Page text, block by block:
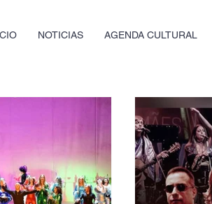
NOTICIAS AGENDA CULTURAL